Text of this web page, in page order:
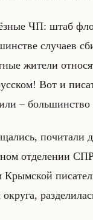
ЧП: штаб
слу­ча­ев
жи­те­ли
Вот и
–
по­чи­та­ли
от­де­ле­нии
Крым­ской